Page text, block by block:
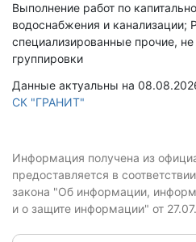
Выполнение работ по
водоснабжения и канализации;
специализированные прочие,
группировки
Данные актуальны на
СК "ГРАНИТ"
Информация получена из
предоставляется в
закона "Об информации,
и о защите информации" от